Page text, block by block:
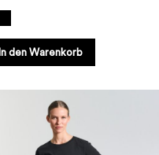
In den Warenkorb